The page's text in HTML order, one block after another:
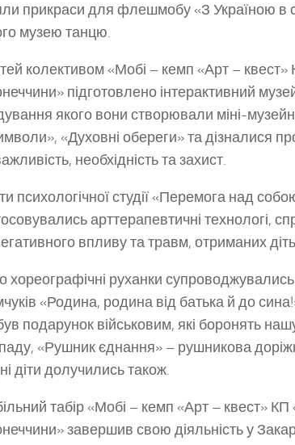
прикраси для флешмобу «З Україною в
музею танцю.
колективом «Мобі – кемп «Арт –
підготовлено інтерактивний
якого вони створювали міні-
«Духовні обереги» та дізналися
необхідність та захист.
психологічної студії «Перемога над
арттерапевтичні технологі,
впливу та травм, отриманих
руханки супроводжувались
«Родина, родина від батька й до
подарунок військовим, які боронять
«Рушник єднання» – рушникова
діти долучились також.
табір «Мобі – кемп «Арт – квест»
завершив свою діяльність у